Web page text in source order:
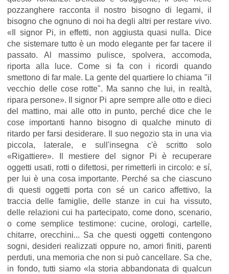
pozzanghere racconta il nostro bisogno di legami, il
bisogno che ognuno di noi ha degli altri per restare vivo.
«Il signor Pi, in effetti, non aggiusta quasi nulla. Dice
che sistemare tutto è un modo elegante per far tacere il
passato. Al massimo pulisce, spolvera, accomoda,
riporta alla luce. Come si fa con i ricordi quando
smettono di far male. La gente del quartiere lo chiama "il
vecchio delle cose rotte". Ma sanno che lui, in realtà,
ripara persone». Il signor Pi apre sempre alle otto e dieci
del mattino, mai alle otto in punto, perché dice che le
cose importanti hanno bisogno di qualche minuto di
ritardo per farsi desiderare. Il suo negozio sta in una via
piccola, laterale, e sull'insegna c'è scritto solo
«Rigattiere». Il mestiere del signor Pi è recuperare
oggetti usati, rotti o difettosi, per rimetterli in circolo: e sí,
per lui è una cosa importante. Perché sa che ciascuno
di questi oggetti porta con sé un carico affettivo, la
traccia delle famiglie, delle stanze in cui ha vissuto,
delle relazioni cui ha partecipato, come dono, scenario,
o come semplice testimone: cucine, orologi, cartelle,
chitarre, orecchini... Sa che questi oggetti contengono
sogni, desideri realizzati oppure no, amori finiti, parenti
perduti, una memoria che non si può cancellare. Sa che,
in fondo, tutti siamo «la storia abbandonata di qualcun